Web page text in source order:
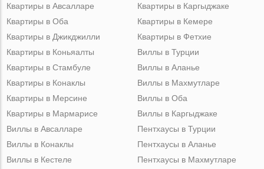
Квартиры в Авсалларе
Квартиры в Оба
Квартиры в Джикджилли
Квартиры в Каргыджаке
Квартиры в Кемере
Квартиры в Фетхие
Квартиры в Коньяалты
Квартиры в Стамбуле
Квартиры в Конаклы
Квартиры в Мерсине
Квартиры в Мармарисе
Виллы в Турции
Виллы в Аланье
Виллы в Махмутларе
Виллы в Оба
Виллы в Каргыджаке
Виллы в Авсалларе
Виллы в Конаклы
Виллы в Кестеле
Пентхаусы в Турции
Пентхаусы в Аланье
Пентхаусы в Махмутларе